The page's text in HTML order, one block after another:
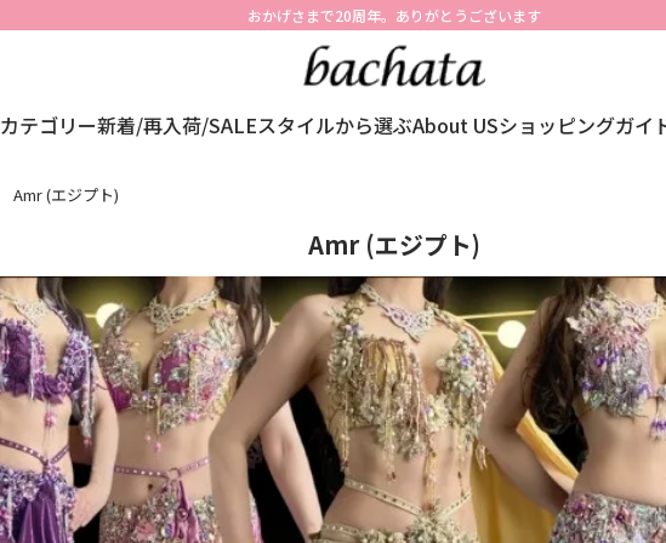
おかげさまで20周年。ありがとうございます
カテゴリー新着/再入荷/SALEスタイルから選ぶAbout USショッピングガイ
Amr (エジプト)
Amr (エジプト)